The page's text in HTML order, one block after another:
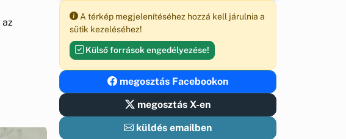
az
A térkép megjelenítéséhez hozzá kell járulnia a
sütik kezeléséhez!
Külső források engedélyezése!
megosztás Facebookon
megosztás X-en
küldés emailben